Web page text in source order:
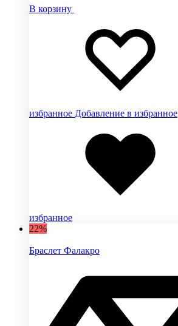
В корзину
избранное Добавление в избранное
избранное
22%
Браслет Фалакро